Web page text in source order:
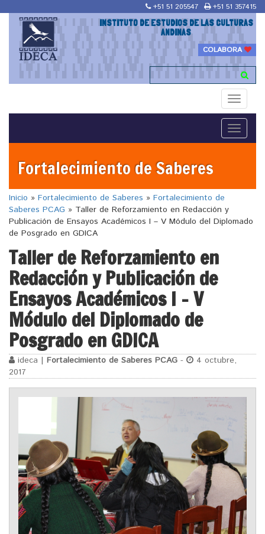
+51 51 205547 +51 51 357415
INSTITUTO DE ESTUDIOS DE LAS CULTURAS
ANDINAS
COLABORA
Toggle
Toggle
Fortalecimiento de Saberes
Inicio » Fortalecimiento de Saberes » Fortalecimiento de
Saberes PCAG » Taller de Reforzamiento en Redacción y
Publicación de Ensayos Académicos I – V Módulo del Diplomado
de Posgrado en GDICA
Taller de Reforzamiento en
Redacción y Publicación de
Ensayos Académicos I – V
Módulo del Diplomado de
Posgrado en GDICA
ideca | Fortalecimiento de Saberes PCAG -
4 octubre,
2017